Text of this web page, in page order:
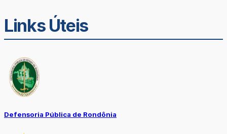
Links Úteis
Defensoria Pública de Rondônia